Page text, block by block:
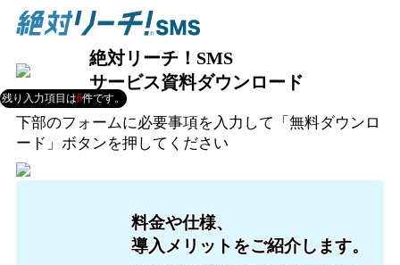
絶対リーチ！SMS
サービス資料ダウンロード
下部のフォームに必要事項を入力して「無料ダウンロ
ード」ボタンを押してください
料金や仕様、
導入メリットをご紹介します。
残り入力項目は6件です。